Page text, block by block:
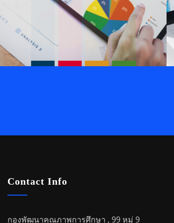
Contact Info
กองพัฒนาคุณภาพการศึกษา , 99 หมู่ 9